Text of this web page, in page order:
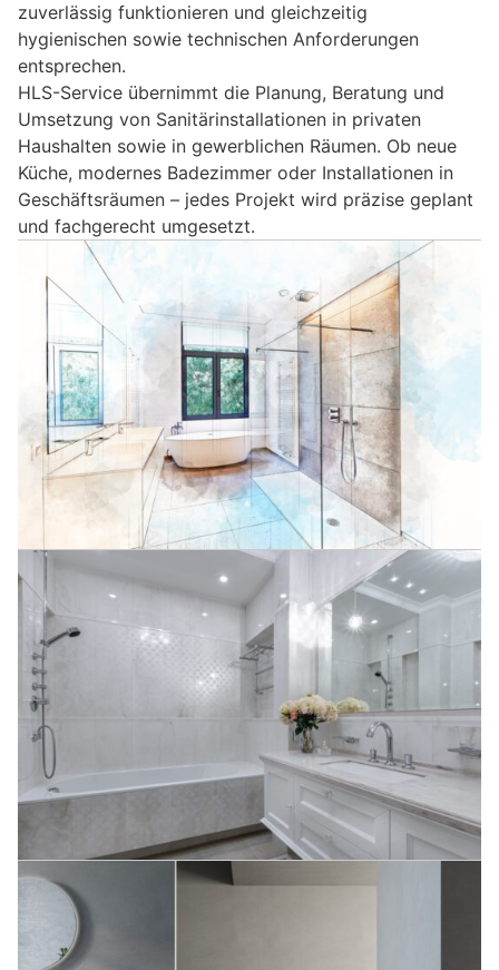
zuverlässig funktionieren und gleichzeitig
hygienischen sowie technischen Anforderungen
entsprechen.
HLS-Service übernimmt die Planung, Beratung und
Umsetzung von Sanitärinstallationen in privaten
Haushalten sowie in gewerblichen Räumen. Ob neue
Küche, modernes Badezimmer oder Installationen in
Geschäftsräumen – jedes Projekt wird präzise geplant
und fachgerecht umgesetzt.